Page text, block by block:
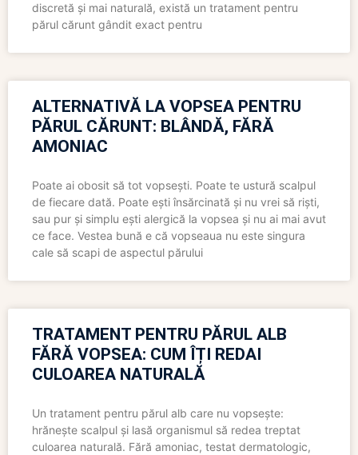
discretă și mai naturală, există un tratament pentru
părul cărunt gândit exact pentru
ALTERNATIVĂ LA VOPSEA PENTRU
PĂRUL CĂRUNT: BLÂNDĂ, FĂRĂ
AMONIAC
Poate ai obosit să tot vopsești. Poate te ustură scalpul
de fiecare dată. Poate ești însărcinată și nu vrei să riști,
sau pur și simplu ești alergică la vopsea și nu ai mai avut
ce face. Vestea bună e că vopseaua nu este singura
cale să scapi de aspectul părului
TRATAMENT PENTRU PĂRUL ALB
FĂRĂ VOPSEA: CUM ÎȚI REDAI
CULOAREA NATURALĂ
Un tratament pentru părul alb care nu vopsește:
hrănește scalpul și lasă organismul să redea treptat
culoarea naturală. Fără amoniac, testat dermatologic,